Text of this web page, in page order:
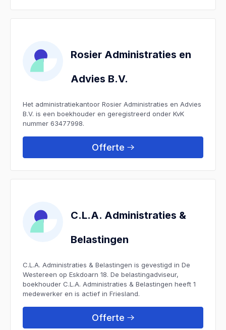
Rosier Administraties en
Advies B.V.
Het administratiekantoor Rosier Administraties en Advies
B.V. is een boekhouder en geregistreerd onder KvK
nummer 63477998.
Offerte
C.L.A. Administraties &
Belastingen
C.L.A. Administraties & Belastingen is gevestigd in De
Westereen op Eskdoarn 18. De belastingadviseur,
boekhouder C.L.A. Administraties & Belastingen heeft 1
medewerker en is actief in Friesland.
Offerte